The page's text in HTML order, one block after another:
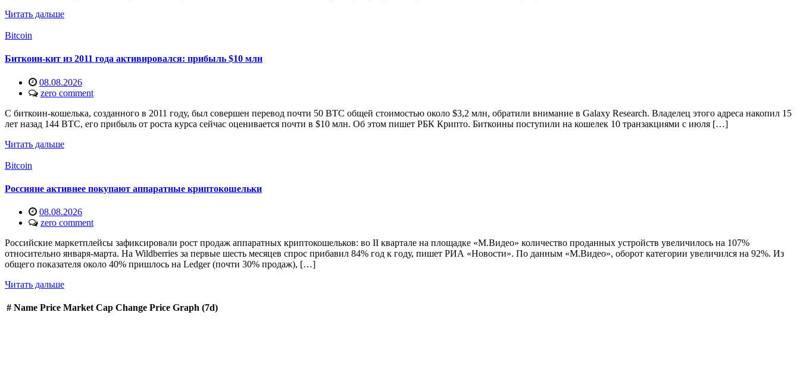
Читать дальше
Bitcoin
Биткоин-кит из 2011 года активировался: прибыль $10 млн
08.08.2026
zero comment
С биткоин-кошелька, созданного в 2011 году, был совершен перевод почти 50 BTC общей стоимостью около $3,2 млн, обратили внимание в Galaxy Research. Владелец этого адреса накопил 15
лет назад 144 BTC, его прибыль от роста курса сейчас оценивается почти в $10 млн. Об этом пишет РБК Крипто. Биткоины поступили на кошелек 10 транзакциями с июля […]
Читать дальше
Bitcoin
Россияне активнее покупают аппаратные криптокошельки
08.08.2026
zero comment
Российские маркетплейсы зафиксировали рост продаж аппаратных криптокошельков: во II квартале на площадке «М.Видео» количество проданных устройств увеличилось на 107%
относительно января-марта. На Wildberries за первые шесть месяцев спрос прибавил 84% год к году, пишет РИА «Новости». По данным «М.Видео», оборот категории увеличился на 92%. Из
общего показателя около 40% пришлось на Ledger (почти 30% продаж), […]
Читать дальше
# Name Price Market Cap Change Price Graph (7d)